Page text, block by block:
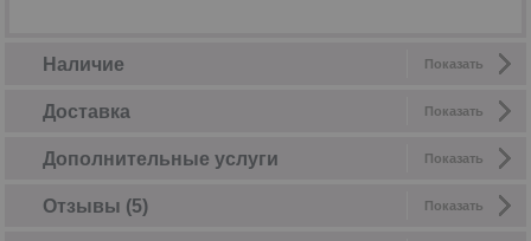
Показать
Наличие
Показать
Доставка
Показать
Дополнительные услуги
Показать
Отзывы (5)